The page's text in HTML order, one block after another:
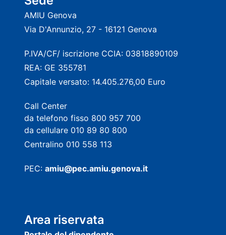
AMIU Genova
Via D'Annunzio, 27 - 16121 Genova
P.IVA/CF/ iscrizione CCIA: 03818890109
REA: GE 355781
Capitale versato: 14.405.276,00 Euro
Call Center
da telefono fisso 800 957 700
da cellulare 010 89 80 800
Centralino 010 558 113
PEC: amiu@pec.amiu.genova.it
Area riservata